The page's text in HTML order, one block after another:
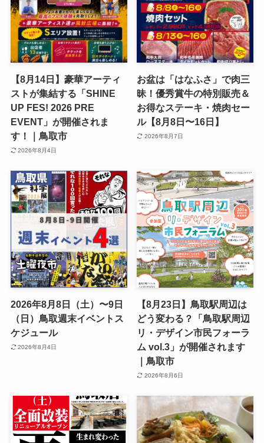
【8月14日】豪華アーティ
ストが集結する「SHINE
UP FES! 2026 PRE
EVENT」が開催されま
す！｜鳥取市
2026年8月4日
お盆は「はなふさ」で肉三
昧！優秀賞牛の特別販売＆
お得なステーキ・焼肉セー
ル【8月8日〜16日】
2026年8月7日
2026年8月8日（土）〜9日
（日）鳥取週末イベントス
ケジュール
2026年8月4日
【8月23日】鳥取駅周辺は
どう変わる？「鳥取駅周辺
リ・デザイン市民フォーラ
ム vol.3」が開催されます
｜鳥取市
2026年8月6日